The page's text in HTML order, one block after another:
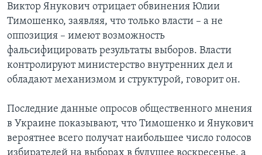
Виктор Янукович отрицает обвинения Юлии
Тимошенко, заявляя, что только власти – а не
оппозиция – имеют возможность
фальсифицировать результаты выборов. Власти
контролируют министерство внутренних дел и
обладают механизмом и структурой, говорит он.
Последние данные опросов общественного мнения
в Украине показывают, что Тимошенко и Янукович
вероятнее всего получат наибольшее число голосов